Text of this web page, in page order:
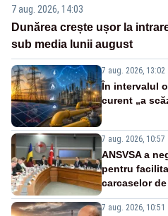
7 aug. 2026, 14:03
Dunărea crește ușor la
sub media lunii august
7 aug. 2026, 13:02
În intervalul
curent „a
7 aug. 2026, 10:57
ANSVSA a
pentru
carcaselor
7 aug. 2026, 10:51